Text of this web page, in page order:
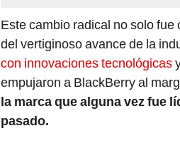
Este cambio radical no solo
del vertiginoso avance de la
con innovaciones tecnológicas
empujaron a BlackBerry al
la marca que alguna vez fue
pasado.